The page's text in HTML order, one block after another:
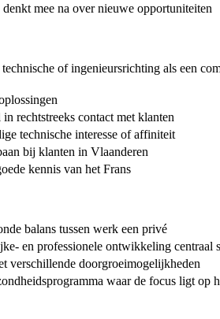
mee na over nieuwe opportuniteiten
of ingenieursrichting als een
rechtstreeks contact met klanten
technische interesse of affiniteit
bij klanten in Vlaanderen
kennis van het Frans
balans tussen werk een privé
en professionele ontwikkeling centraal
verschillende doorgroeimogelijkheden
waar de focus ligt